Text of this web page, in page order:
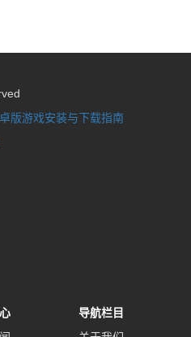
版游戏安装与下载指南
导航栏目